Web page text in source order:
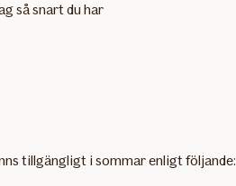
så snart du har
tillgängligt i sommar enligt följande: